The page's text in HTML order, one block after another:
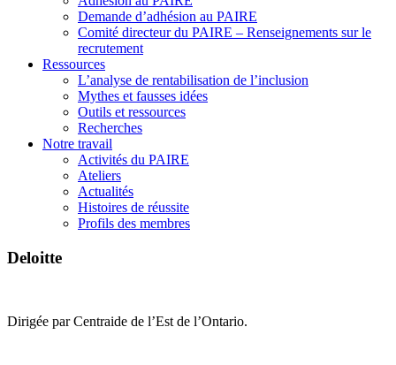
Demande d’adhésion au PAIRE
Comité directeur du PAIRE – Renseignements sur le
recrutement
Ressources
L’analyse de rentabilisation de l’inclusion
Mythes et fausses idées
Outils et ressources
Recherches
Notre travail
Activités du PAIRE
Ateliers
Actualités
Histoires de réussite
Profils des membres
Deloitte
Dirigée par Centraide de l’Est de l’Ontario.